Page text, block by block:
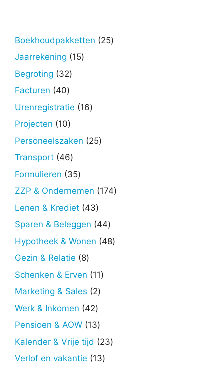
Boekhoudpakketten 2525
Jaarrekening 1515
Begroting 3232
Facturen 4040
producten
Urenregistratie 1616
Projecten 1010
producten
Personeelszaken 2525
Transport 4646
producten
Formulieren 3535
producten
ZZP & Ondernemen 174174
Lenen & Krediet 4343
producten
Sparen & Beleggen 4444
producten
Hypotheek & Wonen 4848
Gezin & Relatie 88
producten
Schenken & Erven 1111
Marketing & Sales 22
Werk & Inkomen 4242
producten
Pensioen & AOW 1313
producten
Kalender & Vrije tijd 2323
Verlof en vakantie 1313